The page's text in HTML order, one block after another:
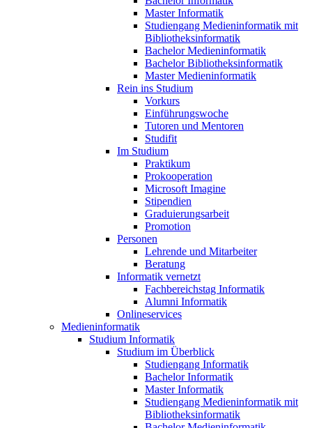
Master Informatik
Studiengang Medieninformatik mit
Bibliotheksinformatik
Bachelor Medieninformatik
Bachelor Bibliotheksinformatik
Master Medieninformatik
Rein ins Studium
Vorkurs
Einführungswoche
Tutoren und Mentoren
Studifit
Im Studium
Praktikum
Prokooperation
Microsoft Imagine
Stipendien
Graduierungsarbeit
Promotion
Personen
Lehrende und Mitarbeiter
Beratung
Informatik vernetzt
Fachbereichstag Informatik
Alumni Informatik
Onlineservices
Medieninformatik
Studium Informatik
Studium im Überblick
Studiengang Informatik
Bachelor Informatik
Master Informatik
Studiengang Medieninformatik mit
Bibliotheksinformatik